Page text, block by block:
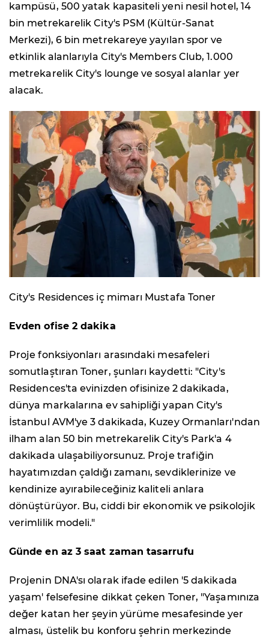
kampüsü, 500 yatak kapasiteli yeni nesil hotel, 14
bin metrekarelik City's PSM (Kültür-Sanat
Merkezi), 6 bin metrekareye yayılan spor ve
etkinlik alanlarıyla City's Members Club, 1.000
metrekarelik City's lounge ve sosyal alanlar yer
alacak.
City's Residences iç mimarı Mustafa Toner
Evden ofise 2 dakika
Proje fonksiyonları arasındaki mesafeleri
somutlaştıran Toner, şunları kaydetti: "City's
Residences'ta evinizden ofisinize 2 dakikada,
dünya markalarına ev sahipliği yapan City's
İstanbul AVM'ye 3 dakikada, Kuzey Ormanları'ndan
ilham alan 50 bin metrekarelik City's Park'a 4
dakikada ulaşabiliyorsunuz. Proje trafiğin
hayatımızdan çaldığı zamanı, sevdiklerinize ve
kendinize ayırabileceğiniz kaliteli anlara
dönüştürüyor. Bu, ciddi bir ekonomik ve psikolojik
verimlilik modeli."
Günde en az 3 saat zaman tasarrufu
Projenin DNA'sı olarak ifade edilen '5 dakikada
yaşam' felsefesine dikkat çeken Toner, "Yaşamınıza
değer katan her şeyin yürüme mesafesinde yer
alması, üstelik bu konforu şehrin merkezinde